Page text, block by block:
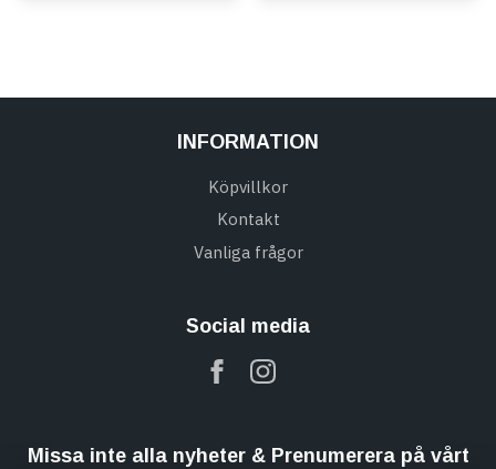
INFORMATION
Köpvillkor
Kontakt
Vanliga frågor
Social media
Missa inte alla nyheter & Prenumerera på vårt